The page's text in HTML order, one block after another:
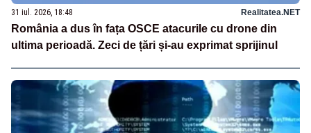
31 iul. 2026, 18:48 Realitatea.NET
România a dus în fața OSCE atacurile cu drone din
ultima perioadă. Zeci de țări și-au exprimat sprijinul